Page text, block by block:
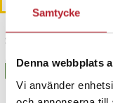
Samtycke
Denna webbplats
Vi använder
Senast besökta